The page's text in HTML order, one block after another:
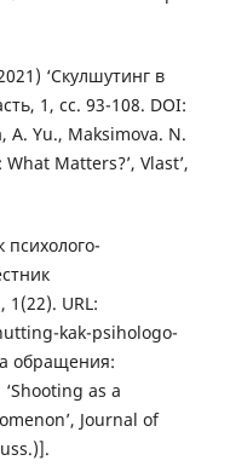
‘Скулшутинг в
1, сс. 93-108. DOI:
A. Yu., Maksimova. N.
Matters?’, Vlast’,
1(22). URL:
kak-psihologo-
обращения:
as a
Journal of